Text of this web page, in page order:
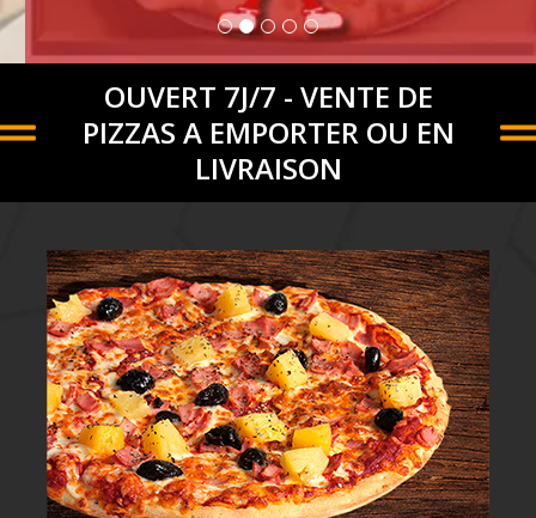
OUVERT 7J/7 - VENTE DE
PIZZAS A EMPORTER OU EN
LIVRAISON